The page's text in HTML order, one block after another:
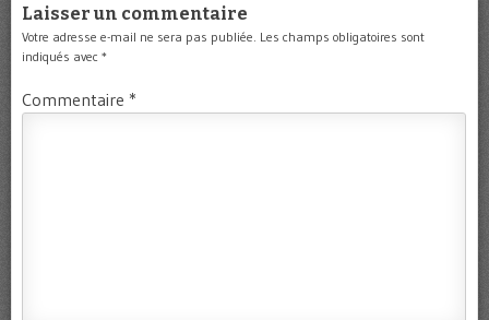
Laisser un commentaire
Votre adresse e-mail ne sera pas publiée. Les champs obligatoires sont
indiqués avec *
Commentaire *